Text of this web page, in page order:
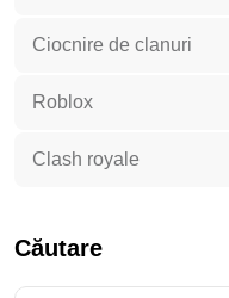
Ciocnire de clanuri
Roblox
Clash royale
Căutare